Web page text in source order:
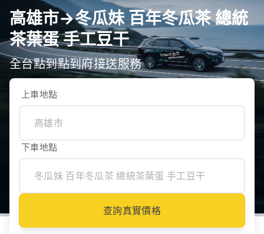
高雄市→冬瓜妹 百年冬瓜茶 總統
茶葉蛋 手工豆干
全台點到點到府接送服務
上車地點
下車地點
查詢真實價格